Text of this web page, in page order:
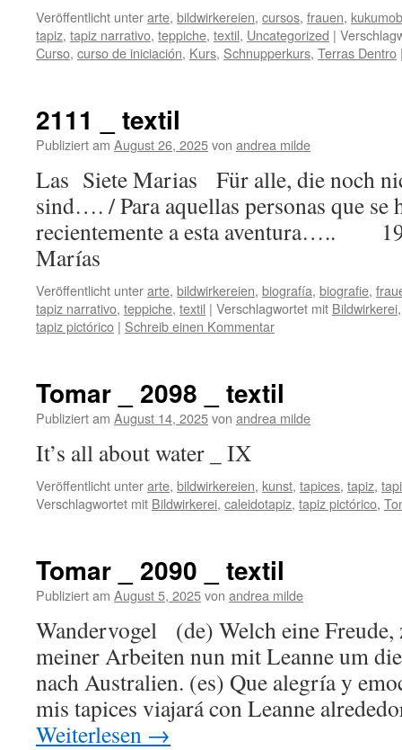
Veröffentlicht unterarte, bildwirkereien, cursos, frauen,
tapiz, tapiz narrativo, teppiche, textil, Uncategorized |
Curso, curso de iniciación, Kurs, Schnupperkurs, Terras Dentro
2111 _ textil
Publiziert am August 26, 2025von andrea milde
Las Siete Marias Für alle, die noch
sind…. / Para aquellas personas que se
recientemente a esta aventura…..
Marías
Veröffentlicht unterarte, bildwirkereien, biografía, biografie,
tapiz narrativo, teppiche, textil | Verschlagwortet mit Bildwirkerei
tapiz pictórico | Schreib einen Kommentar
Tomar _ 2098 _ textil
Publiziert am August 14, 2025von andrea milde
It’s all about water _ IX
Veröffentlicht unterarte, bildwirkereien, kunst, tapices, tapiz,
Verschlagwortet mit Bildwirkerei, caleidotapiz, tapiz pictórico,
Tomar _ 2090 _ textil
Publiziert am August 5, 2025von andrea milde
Wandervogel (de) Welch eine Freude,
meiner Arbeiten nun mit Leanne um
nach Australien. (es) Que alegría y
mis tapices viajará con Leanne
Weiterlesen →